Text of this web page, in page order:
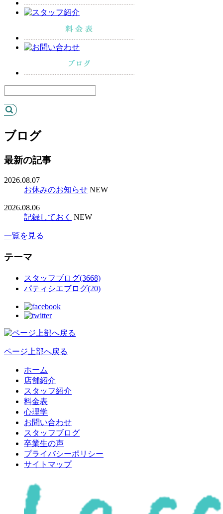
ブログ
最新の記事
2026.08.07
お休みのお知らせ NEW
2026.08.06
記録しておく NEW
一覧を見る
テーマ
スタッフブログ(3668)
パティシエブログ(20)
ページ上部へ戻る
ホーム
店舗紹介
スタッフ紹介
料金表
心理学
お問い合わせ
スタッフブログ
卒業生の声
プライバシーポリシー
サイトマップ